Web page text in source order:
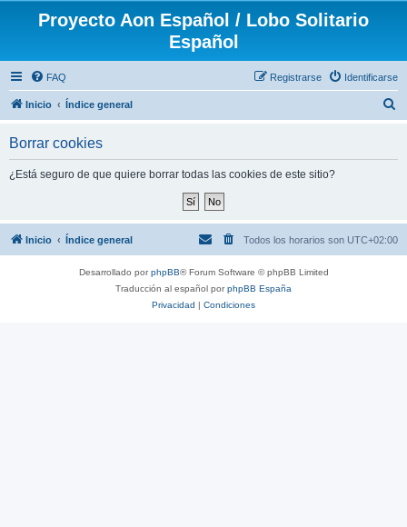
Proyecto Aon Español / Lobo Solitario
Español
FAQ Identificarse
Registrarse
Inicio Índice general
Borrar cookies
¿Está seguro de que quiere borrar todas las cookies de este sitio?
Inicio Índice general Todos los horarios son UTC+02:00
Desarrollado porphpBB® Forum Software © phpBB Limited
Traducción al español porphpBB España
Privacidad | Condiciones